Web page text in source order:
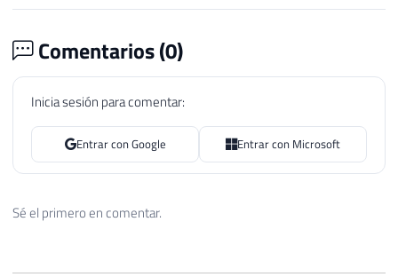
Inicia sesión para comentar:
Sé el primero en comentar.